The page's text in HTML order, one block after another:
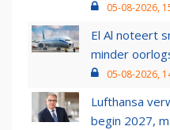
05-08-2026,
El Al noteert
minder
05-08-2026,
Lufthansa
begin 2027,